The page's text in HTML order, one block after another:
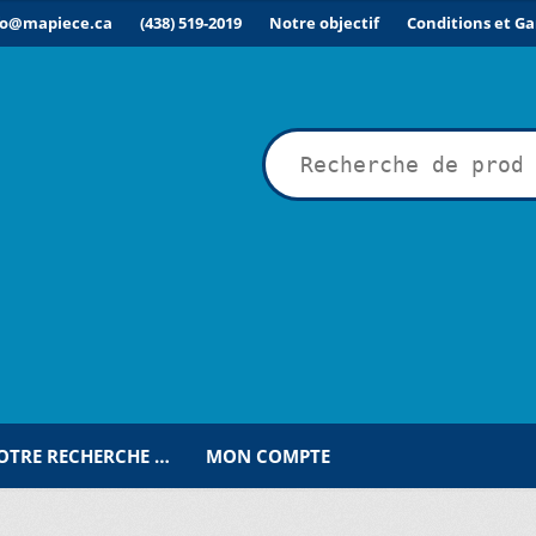
(438) 519-2019 Notre objectif Conditions et
RECHERCHE … MON COMPTE